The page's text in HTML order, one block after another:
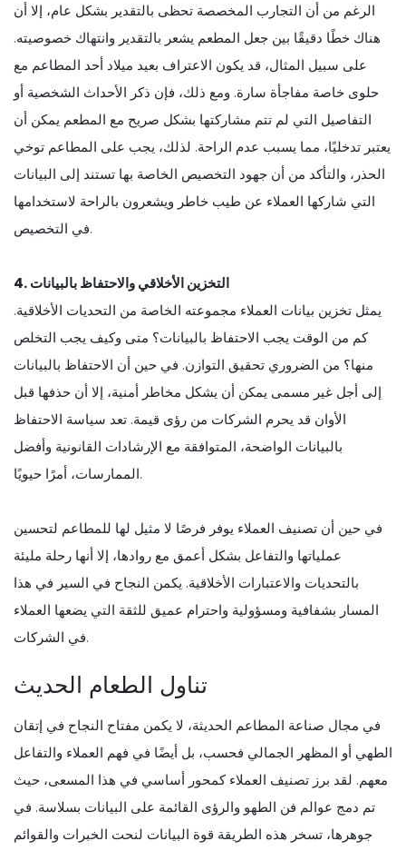
الرغم من أن التجارب المخصصة تحظى بالتقدير بشكل عام، إلا أن
هناك خطًا دقيقًا بين جعل المطعم يشعر بالتقدير وانتهاك خصوصيته.
على سبيل المثال، قد يكون الاعتراف بعيد ميلاد أحد المطاعم مع
حلوى خاصة مفاجأة سارة. ومع ذلك، فإن ذكر الأحداث الشخصية أو
التفاصيل التي لم تتم مشاركتها بشكل صريح مع المطعم يمكن أن
يعتبر تدخليًا، مما يسبب عدم الراحة. لذلك، يجب على المطاعم توخي
الحذر، والتأكد من أن جهود التخصيص الخاصة بها تستند إلى البيانات
التي شاركها العملاء عن طيب خاطر ويشعرون بالراحة لاستخدامها
في التخصيص.
4. التخزين الأخلاقي والاحتفاظ بالبيانات
يمثل تخزين بيانات العملاء مجموعته الخاصة من التحديات الأخلاقية.
كم من الوقت يجب الاحتفاظ بالبيانات؟ متى وكيف يجب التخلص
منها؟ من الضروري تحقيق التوازن. في حين أن الاحتفاظ بالبيانات
إلى أجل غير مسمى يمكن أن يشكل مخاطر أمنية، إلا أن حذفها قبل
الأوان قد يحرم الشركات من رؤى قيمة. تعد سياسة الاحتفاظ
بالبيانات الواضحة، المتوافقة مع الإرشادات القانونية وأفضل
الممارسات، أمرًا حيويًا.
في حين أن تصنيف العملاء يوفر فرصًا لا مثيل لها للمطاعم لتحسين
عملياتها والتفاعل بشكل أعمق مع روادها، إلا أنها رحلة مليئة
بالتحديات والاعتبارات الأخلاقية. يكمن النجاح في السير في هذا
المسار بشفافية ومسؤولية واحترام عميق للثقة التي يضعها العملاء
في الشركات.
تناول الطعام الحديث
في مجال صناعة المطاعم الحديثة، لا يكمن مفتاح النجاح في إتقان
الطهي أو المظهر الجمالي فحسب، بل أيضًا في فهم العملاء والتفاعل
معهم. لقد برز تصنيف العملاء كمحور أساسي في هذا المسعى، حيث
تم دمج عوالم فن الطهو والرؤى القائمة على البيانات بسلاسة. في
جوهرها، تسخر هذه الطريقة قوة البيانات لنحت الخبرات والقوائم